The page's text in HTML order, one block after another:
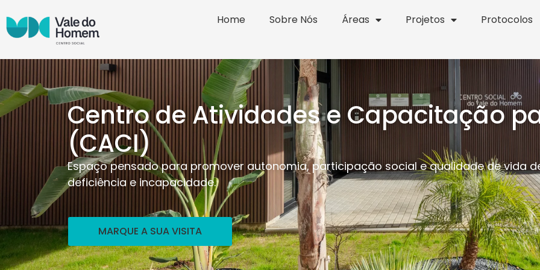
Home Sobre Nós Áreas Projetos Protocolos
Centro de Atividades e Capacitação
(CACI)
Espaço pensado para promover autonomia, participação social e qualidade de vida
deficiência e incapacidade.
MARQUE A SUA VISITA